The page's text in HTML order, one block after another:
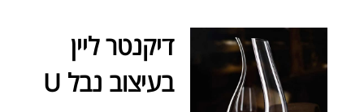
מקררים שונים
דיקנטר ליין
בעיצוב נבל U